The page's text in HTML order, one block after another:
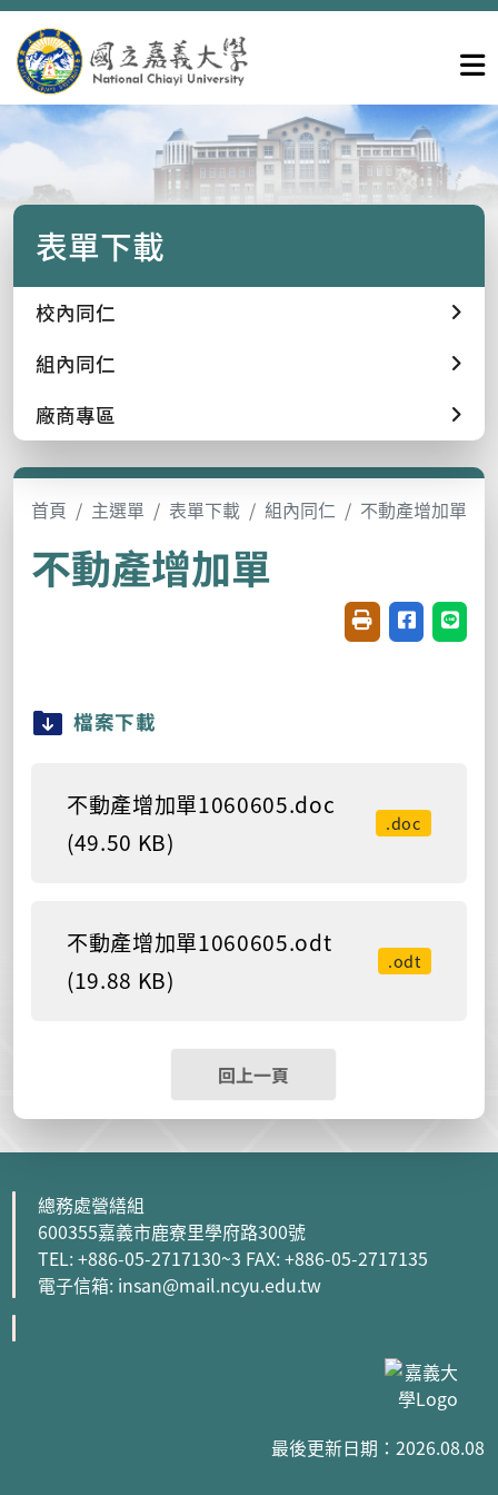
表單下載
校內同仁
組內同仁
廠商專區
首頁 主選單 表單下載 組內同仁 不動產增加單
不動產增加單
友善列印(開新視
分享至臉書
分享
檔案下載
不動產增加單1060605.doc
(49.50 KB)
.doc
不動產增加單1060605.odt
(19.88 KB)
.odt
回上一頁
總務處營繕組
600355嘉義市鹿寮里學府路300號
TEL: +886-05-2717130~3 FAX: +886-05-2717135
電子信箱: insan@mail.ncyu.edu.tw
最後更新日期：2026.08.08